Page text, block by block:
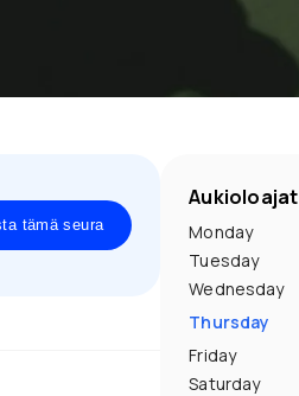
tämä seura
Aukioloajat
Monday
Tuesday
Wednesday
Thursday
Friday
Saturday